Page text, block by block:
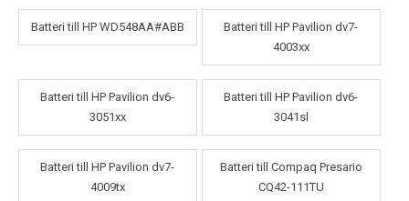
Batteri till HP WD548AA#ABB
Batteri till HP Pavilion dv7-
4003xx
Batteri till HP Pavilion dv6-
3051xx
Batteri till HP Pavilion dv6-
3041sl
Batteri till HP Pavilion dv7-
4009tx
Batteri till Compaq Presario
CQ42-111TU